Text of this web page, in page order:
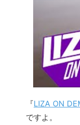
『LIZA ON
ですよ。